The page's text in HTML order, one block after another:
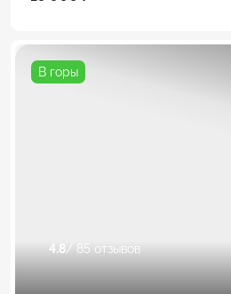
В горы
4.8/ 85 отзывов